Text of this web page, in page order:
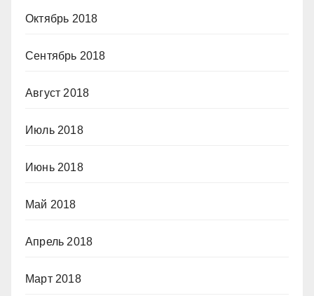
Октябрь 2018
Сентябрь 2018
Август 2018
Июль 2018
Июнь 2018
Май 2018
Апрель 2018
Март 2018